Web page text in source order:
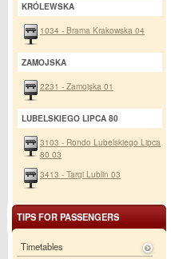
KRÓLEWSKA
1034 - Brama Krakowska 04
ZAMOJSKA
2231 - Zamojska 01
LUBELSKIEGO LIPCA 80
3103 - Rondo Lubelskiego Lipca
80 03
3413 - Targi Lublin 03
TIPS FOR PASSENGERS
Timetables